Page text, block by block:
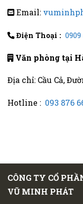
Email:
Điện Thoại : 0909
Văn phòng tại
Địa chỉ: Cầu Cả,
Hotline : 093 876
CÔNG TY CỔ
VŨ MINH PHÁT